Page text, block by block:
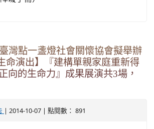
灣點一盞燈社會關懷協會擬舉辦
命演出】『建構單親家庭重新得
向的生命力』成果展演共3場，
| 2014-10-07 | 點閱數： 891